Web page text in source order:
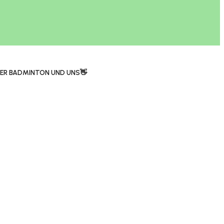
BADMINTON UND UNS👋